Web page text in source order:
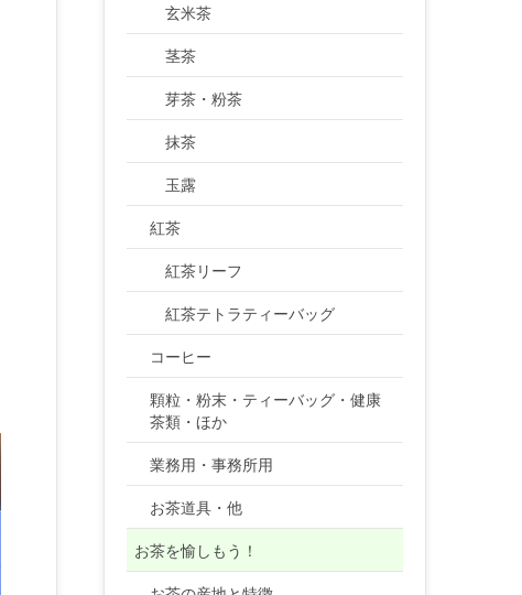
玄米茶
茎茶
芽茶・粉茶
抹茶
玉露
紅茶
紅茶リーフ
紅茶テトラティーバッグ
コーヒー
顆粒・粉末・ティーバッグ・健康
茶類・ほか
業務用・事務所用
お茶道具・他
お茶を愉しもう！